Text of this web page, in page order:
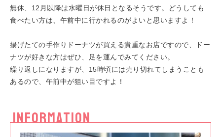
無休、12月以降は水曜日が休日となるそうです。どうしても
食べたい方は、午前中に行かれるのがよいと思いますよ！
揚げたての手作りドーナツが買える貴重なお店ですので、ドー
ナツが好きな方はぜひ、足を運んでみてください。
繰り返しになりますが、15時頃には売り切れてしまうことも
あるので、午前中が狙い目ですよ！
INFORMATION